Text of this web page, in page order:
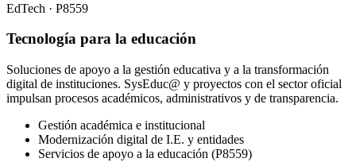
EdTech · P8559
Tecnología para la educación
Soluciones de apoyo a la gestión educativa y a la transformación
digital de instituciones. SysEduc@ y proyectos con el sector oficial
impulsan procesos académicos, administrativos y de transparencia.
Gestión académica e institucional
Modernización digital de I.E. y entidades
Servicios de apoyo a la educación (P8559)